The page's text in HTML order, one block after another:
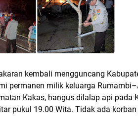
kembali mengguncang
permanen milik keluarga
Kakas, hangus dilalap api pada
pukul 19.00 Wita. Tidak ada